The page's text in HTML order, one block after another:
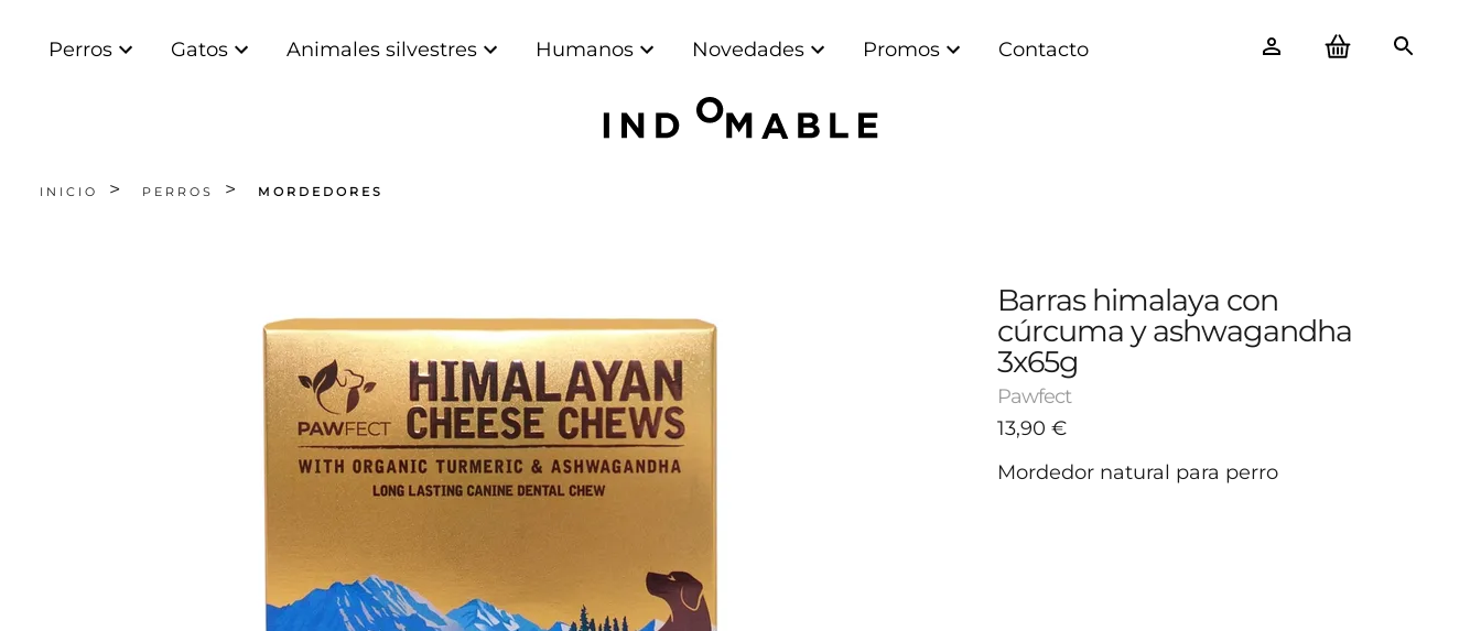
Perros Gatos Animales silvestres Humanos Novedades Promos Contacto
INICIO PERROS MORDEDORES
Barras himalaya con
cúrcuma y ashwagandha
3x65g
Pawfect
13,90 €
Mordedor natural para perro